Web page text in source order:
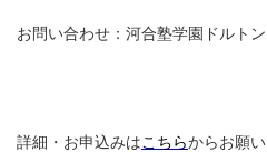
お問い合わせ：河合塾学園ドルト
詳細・お申込みはこちらからお願い